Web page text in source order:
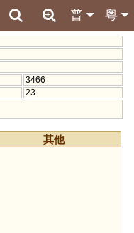
粵
普
3466
23
其他